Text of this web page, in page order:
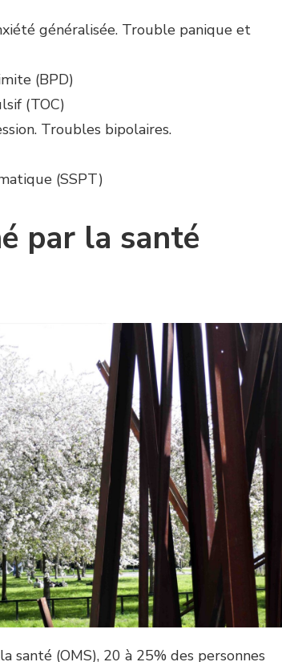
généralisée. Trouble panique et
(BPD)
(TOC)
Troubles bipolaires.
(SSPT)
par la santé
santé (OMS), 20 à 25% des personnes